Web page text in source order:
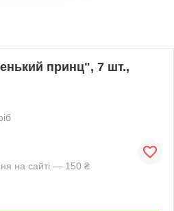
принц", 7 шт.,
на сайті — 150 ₴